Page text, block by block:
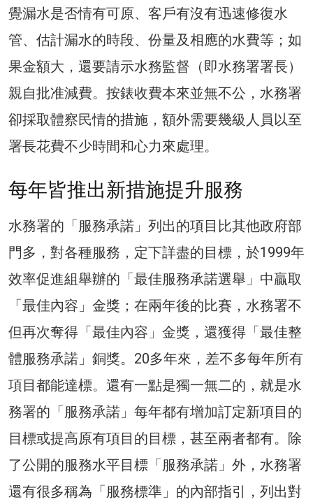
覺漏水是否情有可原、客戶有沒有迅速修復水
管、估計漏水的時段、份量及相應的水費等；如
果金額大，還要請示水務監督（即水務署署長）
親自批准減費。按錶收費本來並無不公，水務署
卻採取體察民情的措施，額外需要幾級人員以至
署長花費不少時間和心力來處理。
每年皆推出新措施提升服務
水務署的「服務承諾」列出的項目比其他政府部
門多，對各種服務，定下詳盡的目標，於1999年
效率促進組舉辦的「最佳服務承諾選舉」中贏取
「最佳內容」金獎；在兩年後的比賽，水務署不
但再次奪得「最佳內容」金獎，還獲得「最佳整
體服務承諾」銅獎。20多年來，差不多每年所有
項目都能達標。還有一點是獨一無二的，就是水
務署的「服務承諾」每年都有增加訂定新項目的
目標或提高原有項目的目標，甚至兩者都有。除
了公開的服務水平目標「服務承諾」外，水務署
還有很多稱為「服務標準」的內部指引，列出對